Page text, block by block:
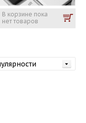
В корзине пока
нет товаров